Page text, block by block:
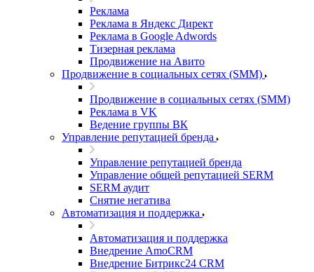
Реклама
Реклама в Яндекс Директ
Реклама в Google Adwords
Тизерная реклама
Продвижение на Авито
Продвижение в социальных сетях (SMM)
Продвижение в социальных сетях (SMM)
Реклама в VK
Ведение группы ВК
Управление репутацией бренда
Управление репутацией бренда
Управление общей репутацией SERM
SERM аудит
Снятие негатива
Автоматизация и поддержка
Автоматизация и поддержка
Внедрение AmoCRM
Внедрение Битрикс24 CRM